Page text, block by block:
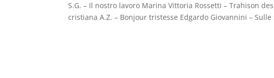
S.G. – Il nostro lavoro Marina Vittoria Rossetti – Trahison
cristiana A.Z. – Bonjour tristesse Edgardo Giovannini –